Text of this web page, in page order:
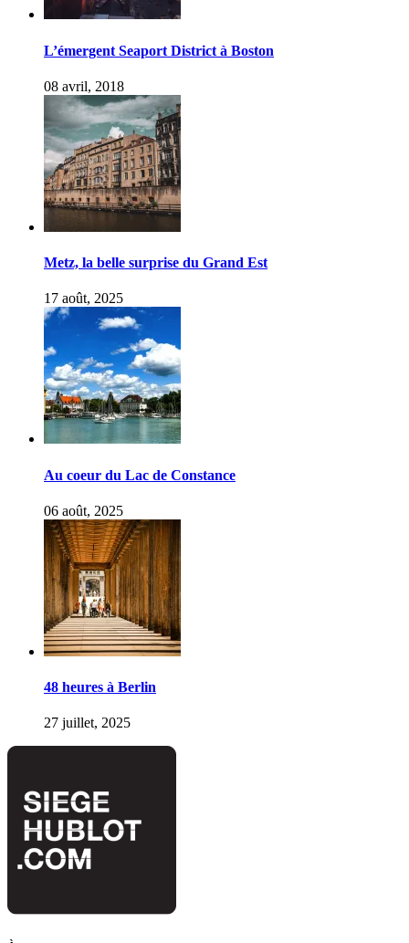
L’émergent Seaport District à Boston
08 avril, 2018
Metz, la belle surprise du Grand Est
17 août, 2025
Au coeur du Lac de Constance
06 août, 2025
48 heures à Berlin
27 juillet, 2025